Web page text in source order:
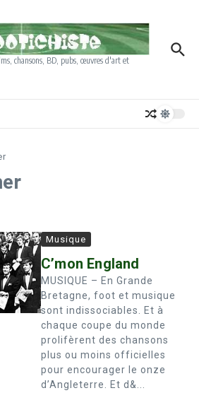
chansons, BD, pubs, œuvres d'art et
Musique
C’mon England
MUSIQUE – En Grande
Bretagne, foot et musique
sont indissociables. Et à
chaque coupe du monde
prolifèrent des chansons
plus ou moins officielles
pour encourager le onze
d’Angleterre. Et d&...